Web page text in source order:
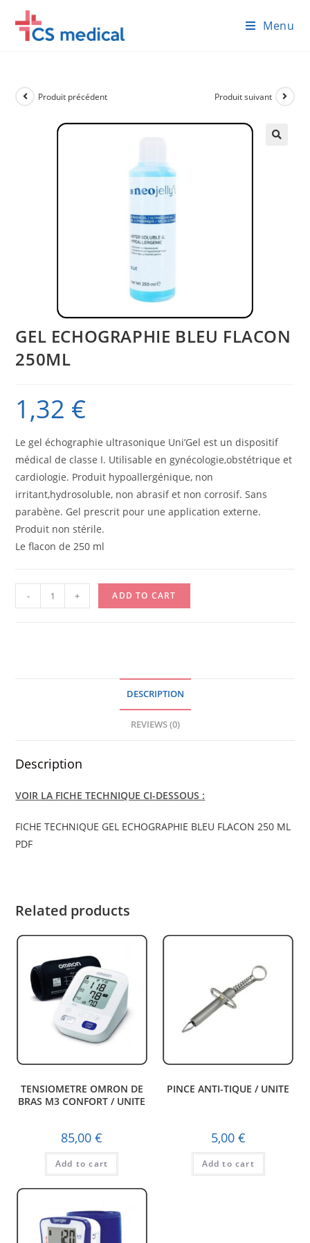
content
Menu
Produit précédent Produit suivant
GEL ECHOGRAPHIE BLEU FLACON
250ML
1,32 €
Le gel échographie ultrasonique Uni’Gel est un dispositif
médical de classe I. Utilisable en gynécologie,obstétrique et
cardiologie. Produit hypoallergénique, non
irritant,hydrosoluble, non abrasif et non corrosif. Sans
parabène. Gel prescrit pour une application externe.
Produit non stérile.
Le flacon de 250 ml
ECHOGRAPHIE
- + ADD TO CART
DESCRIPTION
REVIEWS (0)
Description
VOIR LA FICHE TECHNIQUE CI-DESSOUS :
FICHE TECHNIQUE GEL ECHOGRAPHIE BLEU FLACON 250 ML
PDF
Related products
TENSIOMETRE OMRON DE
BRAS M3 CONFORT / UNITE
85,00€
Add to cart
PINCE ANTI-TIQUE / UNITE
5,00 €
Add to cart